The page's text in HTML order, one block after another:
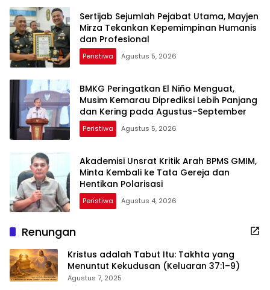
Sertijab Sejumlah Pejabat Utama, Mayjen
Mirza Tekankan Kepemimpinan Humanis
dan Profesional
Peristiwa Agustus 5, 2026
BMKG Peringatkan El Niño Menguat,
Musim Kemarau Diprediksi Lebih Panjang
dan Kering pada Agustus–September
Peristiwa Agustus 5, 2026
Akademisi Unsrat Kritik Arah BPMS GMIM,
Minta Kembali ke Tata Gereja dan
Hentikan Polarisasi
Peristiwa Agustus 4, 2026
Renungan
Kristus adalah Tabut Itu: Takhta yang
Menuntut Kekudusan (Keluaran 37:1–9)
Agustus 7, 2025